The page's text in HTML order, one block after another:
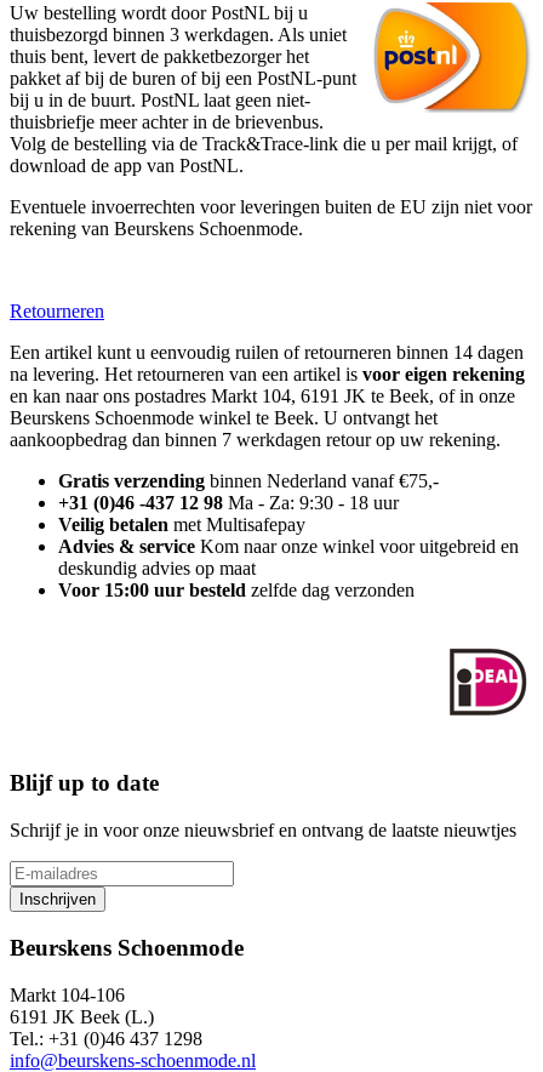
Uw bestelling wordt door PostNL bij u
thuisbezorgd binnen 3 werkdagen. Als uniet
thuis bent, levert de pakketbezorger het
pakket af bij de buren of bij een PostNL-punt
bij u in de buurt. PostNL laat geen niet-
thuisbriefje meer achter in de brievenbus.
Volg de bestelling via de Track&Trace-link die u per mail krijgt, of
download de app van PostNL.
Eventuele invoerrechten voor leveringen buiten de EU zijn niet voor
rekening van Beurskens Schoenmode.
Retourneren
Een artikel kunt u eenvoudig ruilen of retourneren binnen 14 dagen
na levering. Het retourneren van een artikel is voor eigen rekening
en kan naar ons postadres Markt 104, 6191 JK te Beek, of in onze
Beurskens Schoenmode winkel te Beek. U ontvangt het
aankoopbedrag dan binnen 7 werkdagen retour op uw rekening.
Gratis verzending binnen Nederland vanaf €75,-
+31 (0)46 -437 12 98 Ma - Za: 9:30 - 18 uur
Veilig betalen met Multisafepay
Advies & service Kom naar onze winkel voor uitgebreid en
deskundig advies op maat
Voor 15:00 uur besteld zelfde dag verzonden
Blijf up to date
Schrijf je in voor onze nieuwsbrief en ontvang de laatste nieuwtjes
Inschrijven
Beurskens Schoenmode
Markt 104-106
6191 JK Beek (L.)
Tel.: +31 (0)46 437 1298
info@beurskens-schoenmode.nl